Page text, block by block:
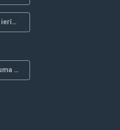
Lejupielādēt Huawei ierīcēm
Noteikumi un privātuma politika